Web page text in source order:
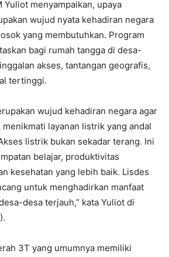
Yuliot menyampaikan, upaya
wujud nyata kehadiran negara
yang membutuhkan. Program
bagi rumah tangga di desa-
akses, tantangan geografis,
tertinggi.
wujud kehadiran negara agar
layanan listrik yang andal
listrik bukan sekadar terang. Ini
belajar, produktivitas
kesehatan yang lebih baik. Lisdes
untuk menghadirkan manfaat
desa terjauh,” kata Yuliot di
3T yang umumnya memiliki